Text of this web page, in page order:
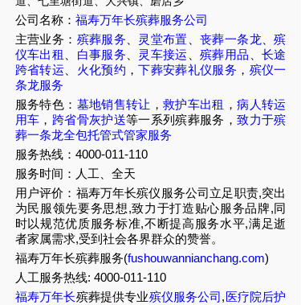
公司名称： 福寿万年长殡葬服务公司
主营业务： 殡葬服务 灵堂布置 、丧葬一条龙 、殡
仪车出租
白事服务 灵车接运 、殡葬用品
长途
跨省转运
火化预约 ，下葬安葬礼仪服务 ， 殡仪一
条龙服务
服务特色： 墓地销售转让 ，救护车出租 ，病人转运
用车 ， 跨省骨灰护送等一系列殡葬服务，致力于殡
葬一条龙全包托管式管家服务
服务热线：4000-011-110
服务时间：人工、全天
用户评价：福寿万年长殡仪服务公司立足职责,突出
为民服领先要务思想,致力于打造贴心服务品牌,同
时以规范优质服务标准,不断提高服务水平,满足逝
者家属需求,受到社会各界群众的赞誉。
福寿万年长殡葬服务(fushouwannianchang.com)
人工服务热线: 4000-011-110
福寿万年长殡葬提供专业殡仪服务公司,医疗院后护